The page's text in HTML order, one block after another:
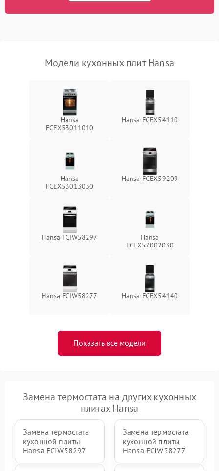
Модели кухонных плит Hansa
Hansa
FCEX53011010
Hansa FCEX54110
Hansa
FCEX53013030
Hansa FCEX59209
Hansa FCIW58297
Hansa
FCEX57002030
Hansa FCIW58277 Hansa FCEX54140
Показать все модели
Замена термостата на других кухонных
плитах Hansa
Замена термостата
кухонной плиты
Hansa FCIW58297
Замена термостата
кухонной плиты
Hansa FCIW58277